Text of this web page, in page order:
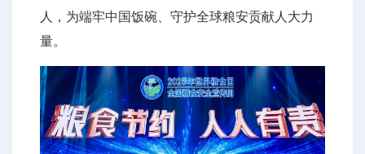
人，为端牢中国饭碗、守护全球粮安贡献人大力
量。